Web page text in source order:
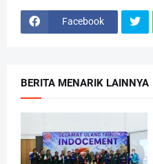
Facebook
BERITA MENARIK LAINNYA